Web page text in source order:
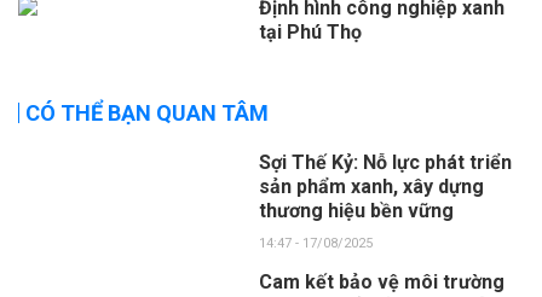
Định hình công nghiệp xanh
tại Phú Thọ
CÓ THỂ BẠN QUAN TÂM
Sợi Thế Kỷ: Nỗ lực phát triển
sản phẩm xanh, xây dựng
thương hiệu bền vững
14:47 - 17/08/2025
Cam kết bảo vệ môi trường